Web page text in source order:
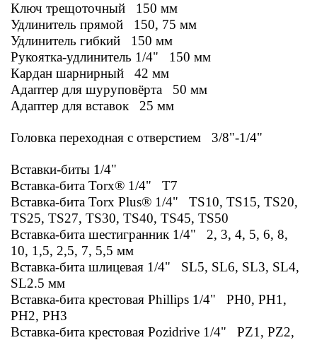
Ключ трещоточный 150 мм
Удлинитель прямой 150, 75 мм
Удлинитель гибкий 150 мм
Рукоятка-удлинитель 1/4" 150 мм
Кардан шарнирный 42 мм
Адаптер для шуруповёрта 50 мм
Адаптер для вставок 25 мм
Головка переходная с отверстием 3/8"-1/4"
Вставки-биты 1/4"
Вставка-бита Torx® 1/4" Т7
Вставка-бита Torx Plus® 1/4" TS10, TS15, TS20,
TS25, TS27, TS30, TS40, TS45, TS50
Вставка-бита шестигранник 1/4" 2, 3, 4, 5, 6, 8,
10, 1,5, 2,5, 7, 5,5 мм
Вставка-бита шлицевая 1/4" SL5, SL6, SL3, SL4,
SL2.5 мм
Вставка-бита крестовая Phillips 1/4" РН0, РН1,
РН2, РН3
Вставка-бита крестовая Pozidrive 1/4" PZ1, PZ2,